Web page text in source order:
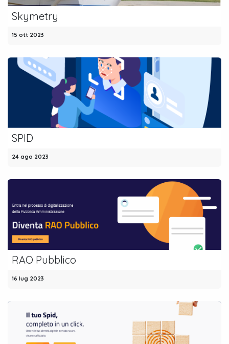
Skymetry
15 ott 2023
SPID
24 ago 2023
RAO Pubblico
16 lug 2023